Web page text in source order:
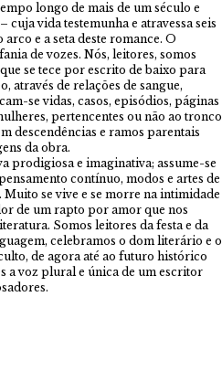
longo de mais de um século e
vida testemunha e atravessa seis
e a seta deste romance. O
de vozes. Nós, leitores, somos
se tece por escrito de baixo para
através de relações de sangue,
se vidas, casos, episódios, páginas
pertencentes ou não ao tronco
descendências e ramos parentais
da obra.
prodigiosa e imaginativa; assume-se
contínuo, modos e artes de
se vive e se morre na intimidade
de um rapto por amor que nos
Somos leitores da festa e da
celebramos o dom literário e o
de agora até ao futuro histórico
a voz plural e única de um escritor